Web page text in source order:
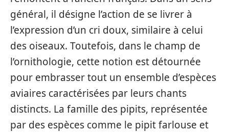
général, il désigne l’action de se livrer à
l’expression d’un cri doux, similaire à celui
des oiseaux. Toutefois, dans le champ de
l’ornithologie, cette notion est détournée
pour embrasser tout un ensemble d’espèces
aviaires caractérisées par leurs chants
distincts. La famille des pipits, représentée
par des espèces comme le pipit farlouse et